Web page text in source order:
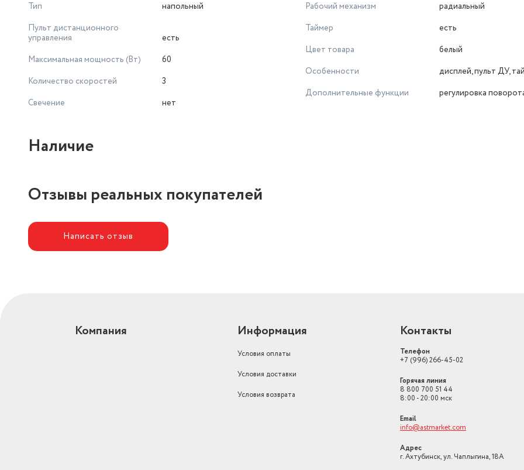
Тип
напольный
Пульт дистанционного
управления
есть
Максимальная мощность (Вт)
60
Количество скоростей
3
Свечение
нет
Рабочий механизм
радиальный
Таймер
есть
Цвет товара
белый
Особенности
дисплей, пульт ДУ,
Дополнительные функции
регулировка
Наличие
Отзывы реальных покупателей
Написать отзыв
Компания Информация
Условия оплаты
Условия доставки
Условия возврата
Контакты
Телефон
+7 (996) 266-45-02
Горячая линия
8 800 700 51 44
8:00 - 20:00 мск
Email
info@astmarket.com
Адрес
г. Ахтубинск, ул. Чаплыгина, 18А